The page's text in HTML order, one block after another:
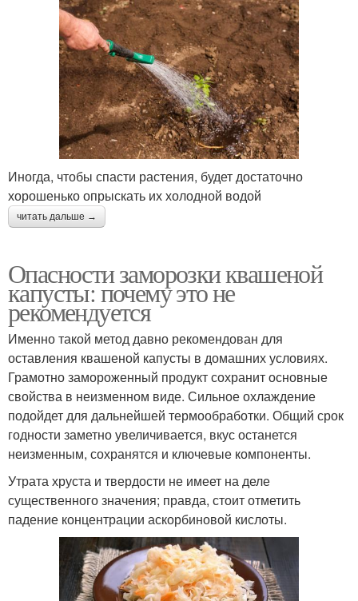
Иногда, чтобы спасти растения, будет достаточно
хорошенько опрыскать их холодной водой
читать дальше →
Опасности заморозки квашеной
капусты: почему это не
рекомендуется
Именно такой метод давно рекомендован для
оставления квашеной капусты в домашних условиях.
Грамотно замороженный продукт сохранит основные
свойства в неизменном виде. Сильное охлаждение
подойдет для дальнейшей термообработки. Общий срок
годности заметно увеличивается, вкус останется
неизменным, сохранятся и ключевые компоненты.
Утрата хруста и твердости не имеет на деле
существенного значения; правда, стоит отметить
падение концентрации аскорбиновой кислоты.